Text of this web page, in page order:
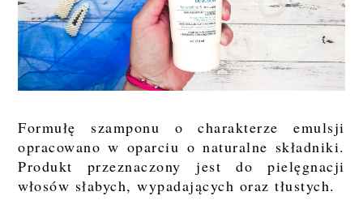
Formułę szamponu o charakterze emulsji
opracowano w oparciu o naturalne składniki.
Produkt przeznaczony jest do pielęgnacji
włosów słabych, wypadających oraz tłustych.